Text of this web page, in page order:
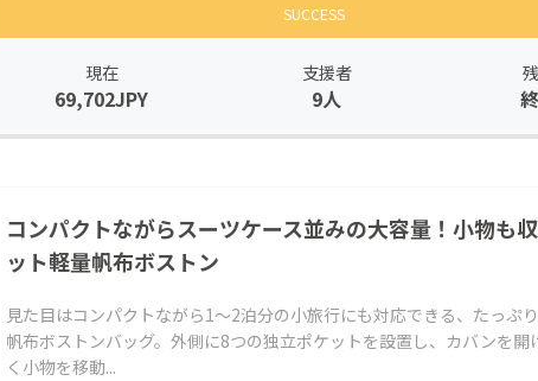
SUCCESS
現在
69,702JPY
支援者
9人
コンパクトながらスーツケース並みの大容量！小物も
ット軽量帆布ボストン
見た目はコンパクトながら1～2泊分の小旅行にも対応できる、たっぷ
帆布ボストンバッグ。外側に8つの独立ポケットを設置し、カバンを開
く小物を移動...